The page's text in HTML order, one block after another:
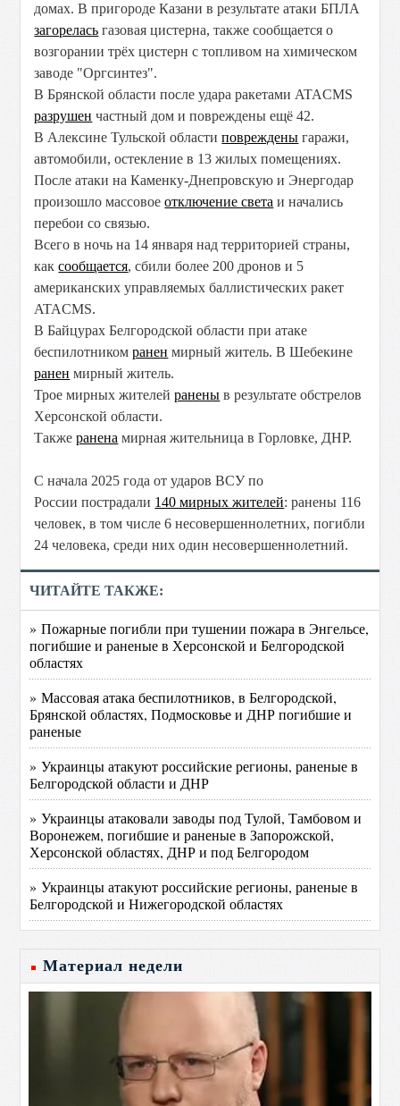
домах. В пригороде Казани в результате атаки БПЛА
загорелась газовая цистерна, также сообщается о
возгорании трёх цистерн с топливом на химическом
заводе "Оргсинтез".
В Брянской области после удара ракетами ATACMS
разрушен частный дом и повреждены ещё 42.
В Алексине Тульской областиповреждены гаражи,
автомобили, остекление в 13 жилых помещениях.
После атаки на Каменку-Днепровскую и Энергодар
произошло массовоеотключение света и начались
перебои со связью.
Всего в ночь на 14 января над территорией страны,
каксообщается, сбили более 200 дронов и 5
американских управляемых баллистических ракет
ATACMS.
В Байцурах Белгородской области при атаке
беспилотникомранен мирный житель. В Шебекине
ранен мирный житель.
Трое мирных жителейранены в результате обстрелов
Херсонской области.
Такжеранена мирная жительница в Горловке, ДНР.
С начала 2025 года от ударов ВСУ по
России пострадали 140 мирных жителей: ранены 116
человек, в том числе 6 несовершеннолетних, погибли
24 человека, среди них один несовершеннолетний.
ЧИТАЙТЕ ТАКЖЕ:
» Пожарные погибли при тушении пожара в Энгельсе,
погибшие и раненые в Херсонской и Белгородской
областях
» Массовая атака беспилотников, в Белгородской,
Брянской областях, Подмосковье и ДНР погибшие и
раненые
» Украинцы атакуют российские регионы, раненые в
Белгородской области и ДНР
» Украинцы атаковали заводы под Тулой, Тамбовом и
Воронежем, погибшие и раненые в Запорожской,
Херсонской областях, ДНР и под Белгородом
» Украинцы атакуют российские регионы, раненые в
Белгородской и Нижегородской областях
Материал недели